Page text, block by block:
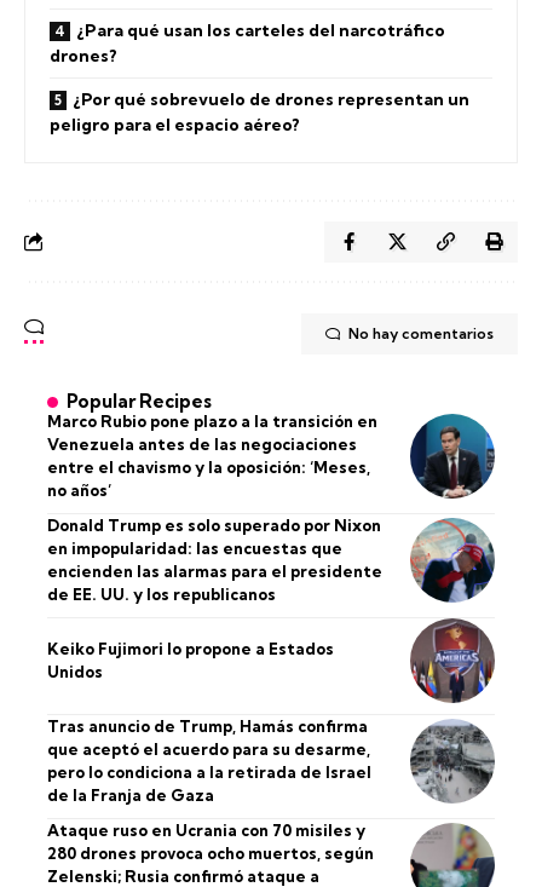
¿Para qué usan los carteles del narcotráfico
drones?
¿Por qué sobrevuelo de drones representan un
peligro para el espacio aéreo?
No hay comentarios
Popular Recipes
Marco Rubio pone plazo a la transición en
Venezuela antes de las negociaciones
entre el chavismo y la oposición: ‘Meses,
no años’
Donald Trump es solo superado por Nixon
en impopularidad: las encuestas que
encienden las alarmas para el presidente
de EE. UU. y los republicanos
Keiko Fujimori lo propone a Estados
Unidos
Tras anuncio de Trump, Hamás confirma
que aceptó el acuerdo para su desarme,
pero lo condiciona a la retirada de Israel
de la Franja de Gaza
Ataque ruso en Ucrania con 70 misiles y
280 drones provoca ocho muertos, según
Zelenski; Rusia confirmó ataque a